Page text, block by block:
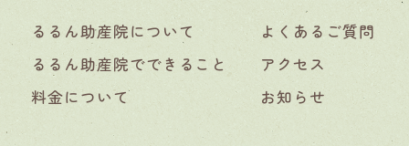
るるん助産院について
るるん助産院でできること
料金について
よくあるご質問
アクセス
お知らせ